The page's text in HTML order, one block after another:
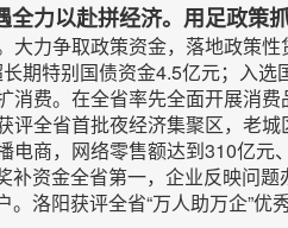
全力以赴拼经济。用足政策
大力争取政策资金，落地政策
期特别国债资金4.5亿元；入
消费。在全省率先全面开展消
评全省首批夜经济集聚区，老
电商，网络零售额达到310亿
补资金全省第一，企业反映问
。洛阳获评全省“万人助万企”优